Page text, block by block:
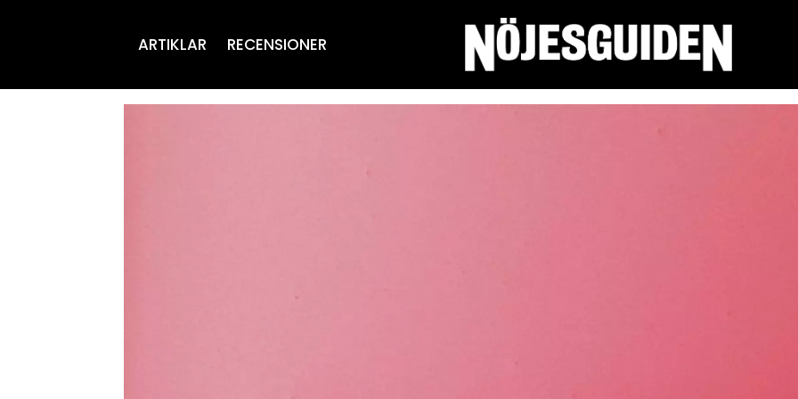
ARTIKLAR RECENSIONER